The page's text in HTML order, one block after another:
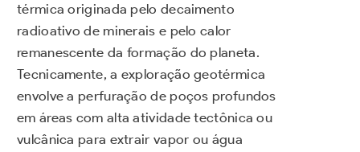
térmica originada pelo decaimento
radioativo de minerais e pelo calor
remanescente da formação do planeta.
Tecnicamente, a exploração geotérmica
envolve a perfuração de poços profundos
em áreas com alta atividade tectônica ou
vulcânica para extrair vapor ou água